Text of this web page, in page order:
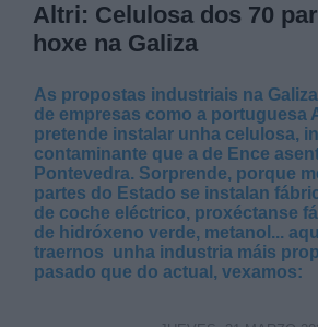
Altri: Celulosa dos 70
hoxe na Galiza
As propostas industriais na
de empresas como a portuguesa
pretende instalar unha celulosa,
contaminante que a de Ence
Pontevedra. Sorprende, porque
partes do Estado se instalan
de coche eléctrico, proxéctanse
de hidróxeno verde, metanol...
traernos unha industria máis
pasado que do actual, vexamos:
Destinatarios: